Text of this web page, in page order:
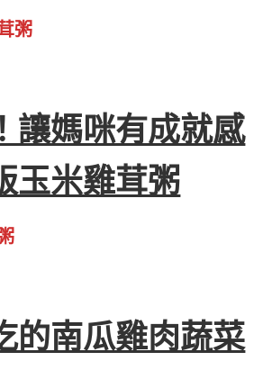
粥
讓媽咪有成就感
玉米雞茸粥
的南瓜雞肉蔬菜